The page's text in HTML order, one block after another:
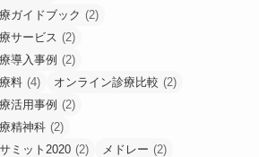
ガイドブック (2)
サービス (2)
導入事例 (2)
料 (4) オンライン診療比較 (2)
活用事例 (2)
精神科 (2)
ミット2020 (2) メドレー (2)